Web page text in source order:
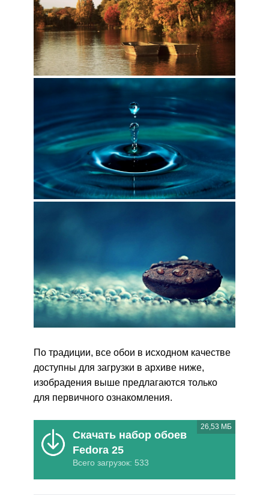
По традиции, все обои в исходном качестве
доступны для загрузки в архиве ниже,
изобрадения выше предлагаются только
для первичного ознакомления.
Скачать набор обоев
Fedora 25
Всего загрузок: 533
26,53 МБ